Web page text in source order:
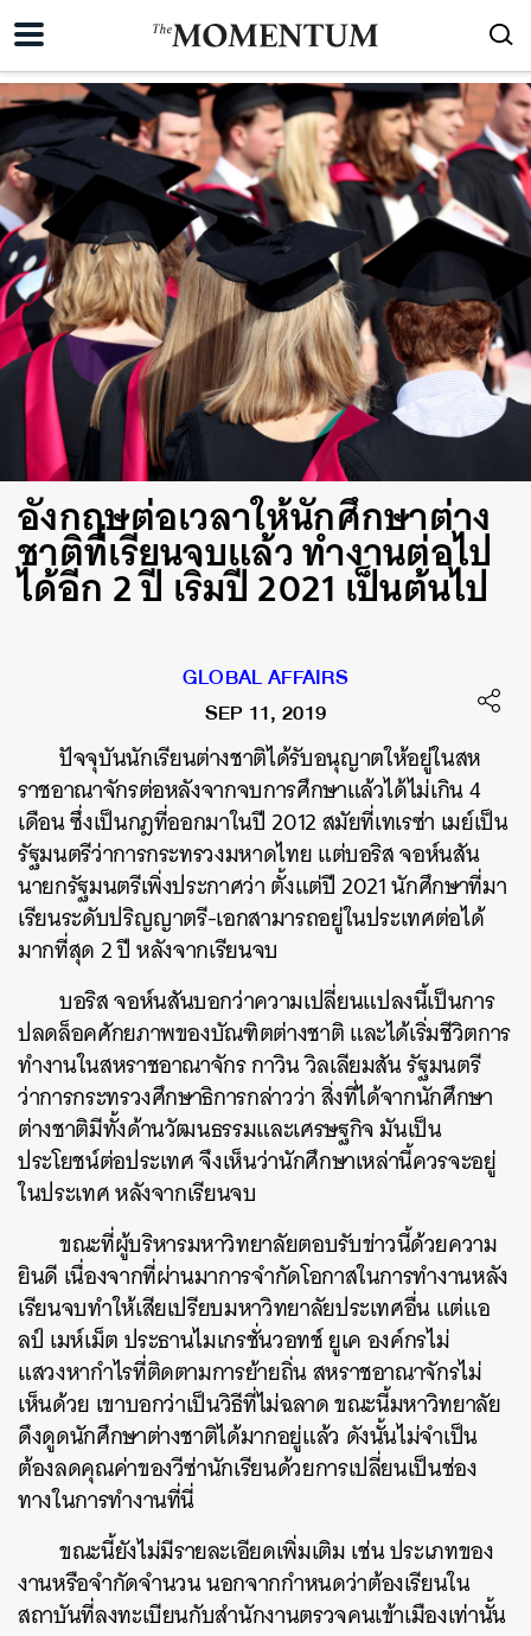
อังกฤษต่อเวลาให้นักศึกษาต่าง
ชาติที่เรียนจบแล้ว ทำงานต่อไป
ได้อีก 2 ปี เริ่มปี 2021 เป็นต้นไป
GLOBAL AFFAIRS
SEP 11, 2019
ปัจจุบันนักเรียนต่างชาติได้รับอนุญาตให้อยู่ในสห
ราชอาณาจักรต่อหลังจากจบการศึกษาแล้วได้ไม่เกิน 4
เดือน ซึ่งเป็นกฎที่ออกมาในปี 2012 สมัยที่เทเรซ่า เมย์เป็น
รัฐมนตรีว่าการกระทรวงมหาดไทย แต่บอริส จอห์นสัน
นายกรัฐมนตรีเพิ่งประกาศว่า ตั้งแต่ปี 2021 นักศึกษาที่มา
เรียนระดับปริญญาตรี-เอกสามารถอยู่ในประเทศต่อได้
มากที่สุด 2 ปี หลังจากเรียนจบ
บอริส จอห์นสันบอกว่าความเปลี่ยนแปลงนี้เป็นการ
ปลดล็อคศักยภาพของบัณฑิตต่างชาติ และได้เริ่มชีวิตการ
ทำงานในสหราชอาณาจักร กาวิน วิลเลียมสัน รัฐมนตรี
ว่าการกระทรวงศึกษาธิการกล่าวว่า สิ่งที่ได้จากนักศึกษา
ต่างชาติมีทั้งด้านวัฒนธรรมและเศรษฐกิจ มันเป็น
ประโยชน์ต่อประเทศ จึงเห็นว่านักศึกษาเหล่านี้ควรจะอยู่
ในประเทศ หลังจากเรียนจบ
ขณะที่ผู้บริหารมหาวิทยาลัยตอบรับข่าวนี้ด้วยความ
ยินดี เนื่องจากที่ผ่านมาการจำกัดโอกาสในการทำงานหลัง
เรียนจบทำให้เสียเปรียบมหาวิทยาลัยประเทศอื่น แต่แอ
ลป์ เมห์เม็ต ประธานไมเกรชั่นวอทช์ ยูเค องค์กรไม่
แสวงหากำไรที่ติดตามการย้ายถิ่น สหราชอาณาจักรไม่
เห็นด้วย เขาบอกว่าเป็นวิธีที่ไม่ฉลาด ขณะนี้มหาวิทยาลัย
ดึงดูดนักศึกษาต่างชาติได้มากอยู่แล้ว ดังนั้นไม่จำเป็น
ต้องลดคุณค่าของวีซ่านักเรียนด้วยการเปลี่ยนเป็นช่อง
ทางในการทำงานที่นี่
ขณะนี้ยังไม่มีรายละเอียดเพิ่มเติม เช่น ประเภทของ
งานหรือจำกัดจำนวน นอกจากกำหนดว่าต้องเรียนใน
สถาบันที่ลงทะเบียนกับสำนักงานตรวจคนเข้าเมืองเท่านั้น